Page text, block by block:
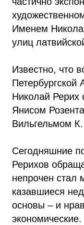
Именем
улиц
Известно, что
Петербургской
Николай Рерих
Янисом
Вильгельмом
Сегодняшние
Рерихов
непрочен стал
казавшиеся
основы – и